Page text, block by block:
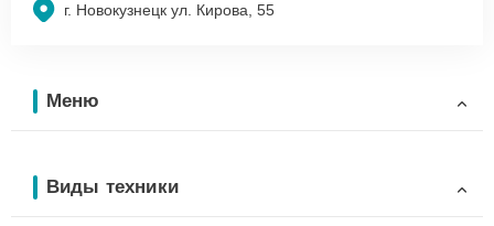
г. Новокузнецк ул. Кирова, 55
Меню
Виды техники